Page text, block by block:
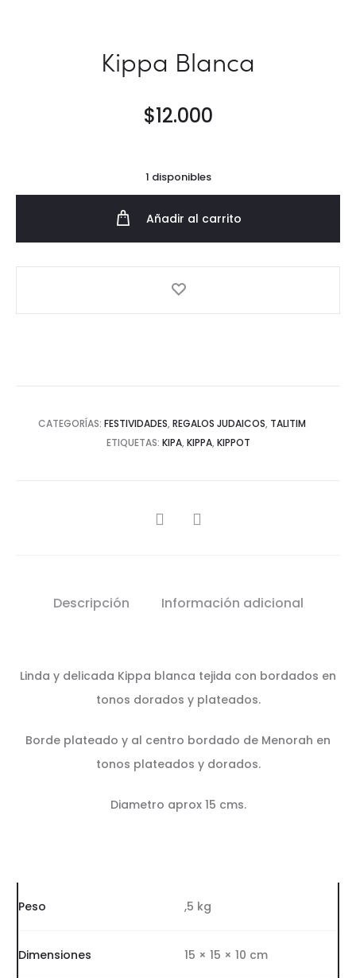
Kippa Blanca
$12.000
1 disponibles
Añadir al carrito
CATEGORÍAS: FESTIVIDADES, REGALOS JUDAICOS, TALITIM
ETIQUETAS: KIPA, KIPPA, KIPPOT
SHARE
Descripción Información adicional
Linda y delicada Kippa blanca tejida con bordados en
tonos dorados y plateados.
Borde plateado y al centro bordado de Menorah en
tonos plateados y dorados.
Diametro aprox 15 cms.
Peso ,5 kg
Dimensiones 15 × 15 × 10 cm